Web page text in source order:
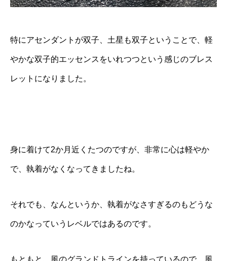
特にアセンダントが双子、土星も双子ということで、軽
やかな双子的エッセンスをいれつつという感じのブレス
レットになりました。
身に着けて2か月近くたつのですが、非常に心は軽やか
で、執着がなくなってきましたね。
それでも、なんというか、執着がなさすぎるのもどうな
のかなっていうレベルではあるのです。
もともと、風のグランドトラインを持っているので、風